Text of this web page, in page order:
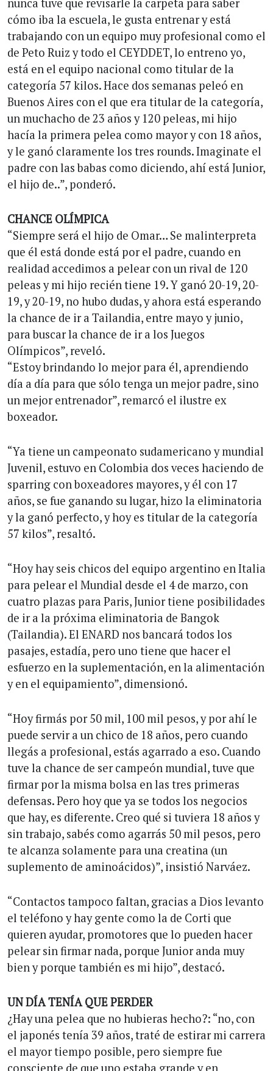
nunca tuve que revisarle la carpeta para saber
cómo iba la escuela, le gusta entrenar y está
trabajando con un equipo muy profesional como el
de Peto Ruiz y todo el CEYDDET, lo entreno yo,
está en el equipo nacional como titular de la
categoría 57 kilos. Hace dos semanas peleó en
Buenos Aires con el que era titular de la categoría,
un muchacho de 23 años y 120 peleas, mi hijo
hacía la primera pelea como mayor y con 18 años,
y le ganó claramente los tres rounds. Imaginate el
padre con las babas como diciendo, ahí está Junior,
el hijo de..”, ponderó.
CHANCE OLÍMPICA
“Siempre será el hijo de Omar… Se malinterpreta
que él está donde está por el padre, cuando en
realidad accedimos a pelear con un rival de 120
peleas y mi hijo recién tiene 19. Y ganó 20-19, 20-
19, y 20-19, no hubo dudas, y ahora está esperando
la chance de ir a Tailandia, entre mayo y junio,
para buscar la chance de ir a los Juegos
Olímpicos”, reveló.
“Estoy brindando lo mejor para él, aprendiendo
día a día para que sólo tenga un mejor padre, sino
un mejor entrenador”, remarcó el ilustre ex
boxeador.
“Ya tiene un campeonato sudamericano y mundial
Juvenil, estuvo en Colombia dos veces haciendo de
sparring con boxeadores mayores, y él con 17
años, se fue ganando su lugar, hizo la eliminatoria
y la ganó perfecto, y hoy es titular de la categoría
57 kilos”, resaltó.
“Hoy hay seis chicos del equipo argentino en Italia
para pelear el Mundial desde el 4 de marzo, con
cuatro plazas para Paris, Junior tiene posibilidades
de ir a la próxima eliminatoria de Bangok
(Tailandia). El ENARD nos bancará todos los
pasajes, estadía, pero uno tiene que hacer el
esfuerzo en la suplementación, en la alimentación
y en el equipamiento”, dimensionó.
“Hoy firmás por 50 mil, 100 mil pesos, y por ahí le
puede servir a un chico de 18 años, pero cuando
llegás a profesional, estás agarrado a eso. Cuando
tuve la chance de ser campeón mundial, tuve que
firmar por la misma bolsa en las tres primeras
defensas. Pero hoy que ya se todos los negocios
que hay, es diferente. Creo qué si tuviera 18 años y
sin trabajo, sabés como agarrás 50 mil pesos, pero
te alcanza solamente para una creatina (un
suplemento de aminoácidos)”, insistió Narváez.
“Contactos tampoco faltan, gracias a Dios levanto
el teléfono y hay gente como la de Corti que
quieren ayudar, promotores que lo pueden hacer
pelear sin firmar nada, porque Junior anda muy
bien y porque también es mi hijo”, destacó.
UN DÍA TENÍA QUE PERDER
¿Hay una pelea que no hubieras hecho?: “no, con
el japonés tenía 39 años, traté de estirar mi carrera
el mayor tiempo posible, pero siempre fue